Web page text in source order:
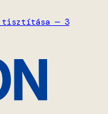
tisztítása — 3